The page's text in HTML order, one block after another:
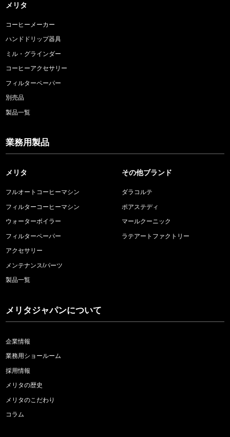
メリタ
コーヒーメーカー
ハンドドリップ器具
ミル・グラインダー
コーヒーアクセサリー
フィルターペーパー
別売品
製品一覧
業務用製品
メリタ
フルオートコーヒーマシン
フィルターコーヒーマシン
ウォーターボイラー
フィルターペーパー
アクセサリー
メンテナンス/パーツ
製品一覧
その他ブランド
ダラコルテ
ポアステディ
マールクーニック
ラテアートファクトリー
メリタジャパンについて
企業情報
業務用ショールーム
採用情報
メリタの歴史
メリタのこだわり
コラム